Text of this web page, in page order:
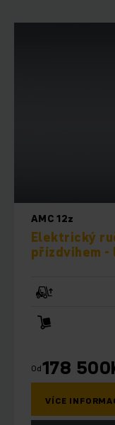
AMC 12z
Elektrický
přízdvihem -
Od178 500
VÍCE